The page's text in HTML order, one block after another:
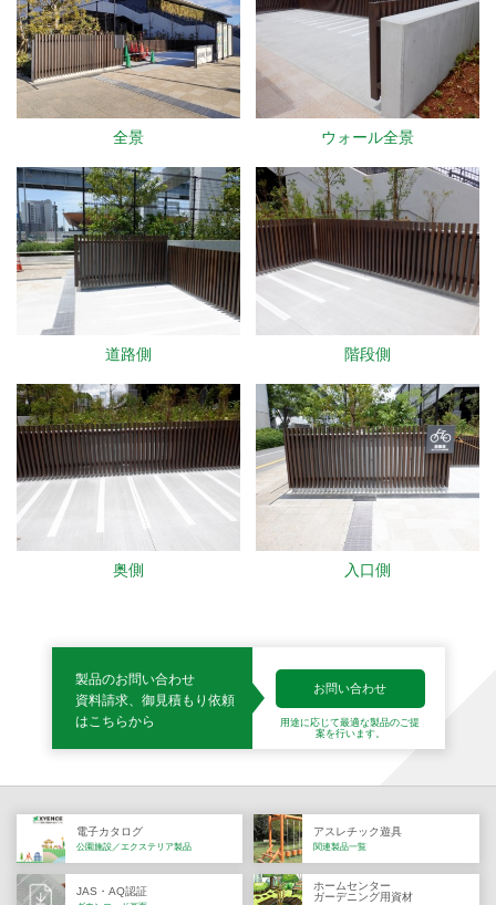
全景 ウォール全景
道路側 階段側
奥側 入口側
製品のお問い合わせ
資料請求、御見積もり依頼
はこちらから
お問い合わせ
用途に応じて最適な製品のご提
案を行います。
電子カタログ
公園施設／エクステリア製品
アスレチック遊具
関連製品一覧
JAS・AQ認証
ホームセンター
ガーデニング用資材